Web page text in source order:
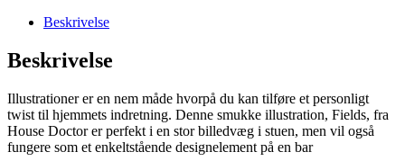
Beskrivelse
Beskrivelse
Illustrationer er en nem måde hvorpå du kan tilføre et personligt
twist til hjemmets indretning. Denne smukke illustration, Fields, fra
House Doctor er perfekt i en stor billedvæg i stuen, men vil også
fungere som et enkeltstående designelement på en bar